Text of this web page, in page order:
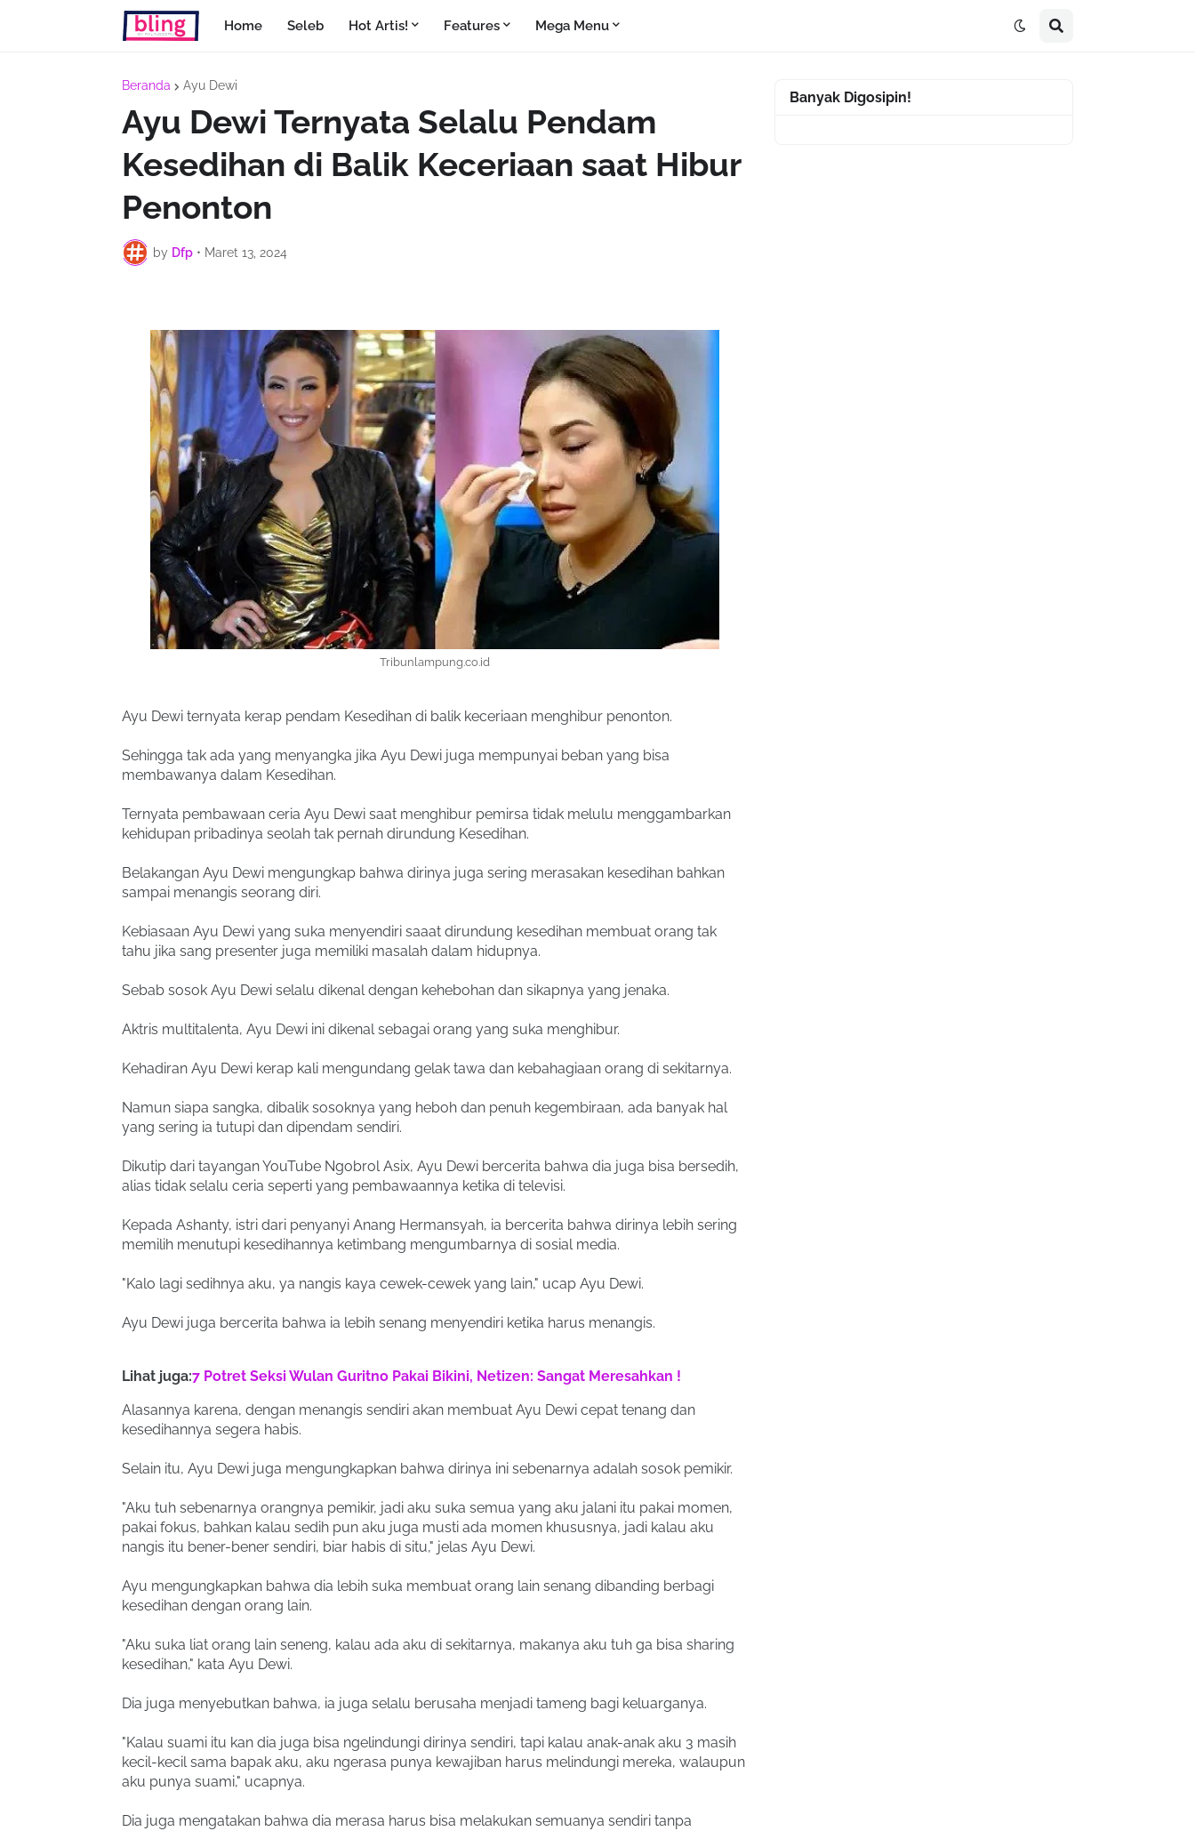
Home Seleb Hot Artis! Features Mega Menu
Beranda Ayu Dewi
Ayu Dewi Ternyata Selalu Pendam
Kesedihan di Balik Keceriaan saat Hibur
Penonton
by Dfp • Maret 13, 2024
Tribunlampung.co.id
Ayu Dewi ternyata kerap pendam Kesedihan di balik keceriaan menghibur penonton.
Sehingga tak ada yang menyangka jika Ayu Dewi juga mempunyai beban yang bisa
membawanya dalam Kesedihan.
Ternyata pembawaan ceria Ayu Dewi saat menghibur pemirsa tidak melulu menggambarkan
kehidupan pribadinya seolah tak pernah dirundung Kesedihan.
Belakangan Ayu Dewi mengungkap bahwa dirinya juga sering merasakan kesedihan bahkan
sampai menangis seorang diri.
Kebiasaan Ayu Dewi yang suka menyendiri saaat dirundung kesedihan membuat orang tak
tahu jika sang presenter juga memiliki masalah dalam hidupnya.
Sebab sosok Ayu Dewi selalu dikenal dengan kehebohan dan sikapnya yang jenaka.
Aktris multitalenta, Ayu Dewi ini dikenal sebagai orang yang suka menghibur.
Kehadiran Ayu Dewi kerap kali mengundang gelak tawa dan kebahagiaan orang di sekitarnya.
Namun siapa sangka, dibalik sosoknya yang heboh dan penuh kegembiraan, ada banyak hal
yang sering ia tutupi dan dipendam sendiri.
Dikutip dari tayangan YouTube Ngobrol Asix, Ayu Dewi bercerita bahwa dia juga bisa bersedih,
alias tidak selalu ceria seperti yang pembawaannya ketika di televisi.
Kepada Ashanty, istri dari penyanyi Anang Hermansyah, ia bercerita bahwa dirinya lebih sering
memilih menutupi kesedihannya ketimbang mengumbarnya di sosial media.
"Kalo lagi sedihnya aku, ya nangis kaya cewek-cewek yang lain," ucap Ayu Dewi.
Ayu Dewi juga bercerita bahwa ia lebih senang menyendiri ketika harus menangis.
Lihat juga:7 Potret Seksi Wulan Guritno Pakai Bikini, Netizen: Sangat Meresahkan !
Alasannya karena, dengan menangis sendiri akan membuat Ayu Dewi cepat tenang dan
kesedihannya segera habis.
Selain itu, Ayu Dewi juga mengungkapkan bahwa dirinya ini sebenarnya adalah sosok pemikir.
"Aku tuh sebenarnya orangnya pemikir, jadi aku suka semua yang aku jalani itu pakai momen,
pakai fokus, bahkan kalau sedih pun aku juga musti ada momen khususnya, jadi kalau aku
nangis itu bener-bener sendiri, biar habis di situ," jelas Ayu Dewi.
Ayu mengungkapkan bahwa dia lebih suka membuat orang lain senang dibanding berbagi
kesedihan dengan orang lain.
"Aku suka liat orang lain seneng, kalau ada aku di sekitarnya, makanya aku tuh ga bisa sharing
kesedihan," kata Ayu Dewi.
Dia juga menyebutkan bahwa, ia juga selalu berusaha menjadi tameng bagi keluarganya.
"Kalau suami itu kan dia juga bisa ngelindungi dirinya sendiri, tapi kalau anak-anak aku 3 masih
kecil-kecil sama bapak aku, aku ngerasa punya kewajiban harus melindungi mereka, walaupun
aku punya suami," ucapnya.
Dia juga mengatakan bahwa dia merasa harus bisa melakukan semuanya sendiri tanpa
Banyak Digosipin!